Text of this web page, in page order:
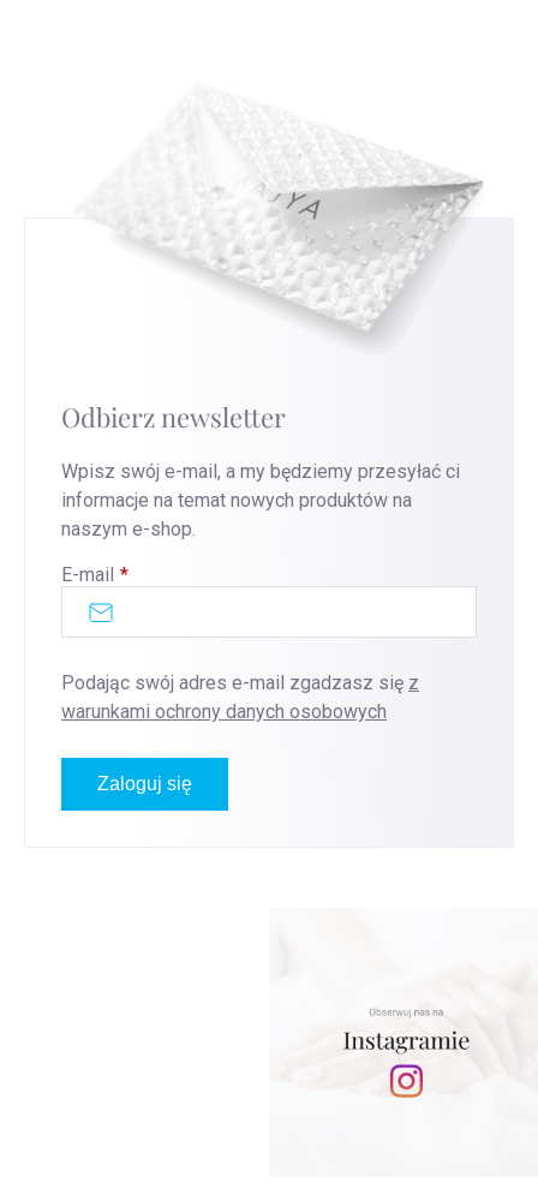
Odbierz newsletter
Wpisz swój e-mail, a my będziemy przesyłać ci
informacje na temat nowych produktów na
naszym e-shop.
E-mail
Podając swój adres e-mail zgadzasz się z
warunkami ochrony danych osobowych
Zaloguj się